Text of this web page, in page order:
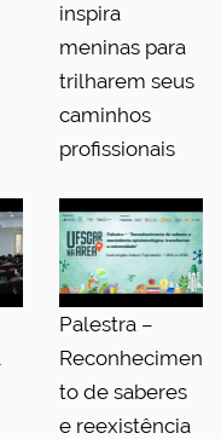
inspira
meninas para
trilharem seus
caminhos
profissionais
Palestra –
Reconhecimen
to de saberes
e reexistência